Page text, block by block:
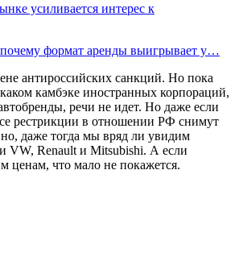
усиливается интерес к
формат аренды выигрывает у…
антироссийских санкций. Но пока
камбэке иностранных корпораций,
речи не идет. Но даже если
рестрикции в отношении РФ снимут
даже тогда мы вряд ли увидим
VW, Renault и Mitsubishi. А если
ценам, что мало не покажется.